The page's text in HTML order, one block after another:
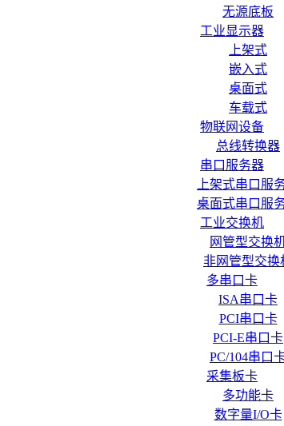
无源底板
工业显示器
上架式
嵌入式
桌面式
车载式
物联网设备
总线转换器
串口服务器
上架式串口服
桌面式串口服
工业交换机
网管型交换
非网管型交换
多串口卡
ISA串口卡
PCI串口卡
PCI-E串口卡
PC/104串口
采集板卡
多功能卡
数字量I/O卡